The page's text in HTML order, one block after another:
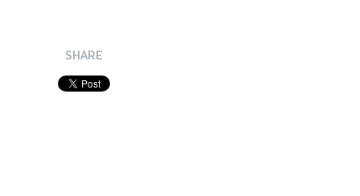
SHARE